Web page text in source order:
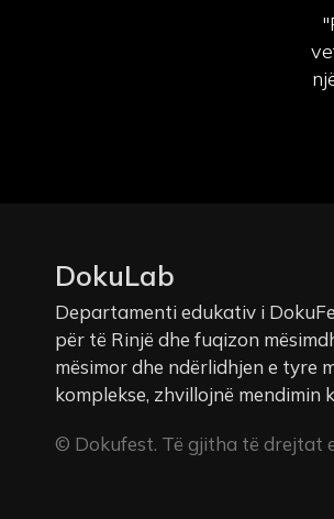
DokuLab
Departamenti edukativ i
për të Rinjë dhe fuqizon
mësimor dhe ndërlidhjen e tyre
komplekse, zhvillojnë
© Dokufest. Të gjitha të drejtat